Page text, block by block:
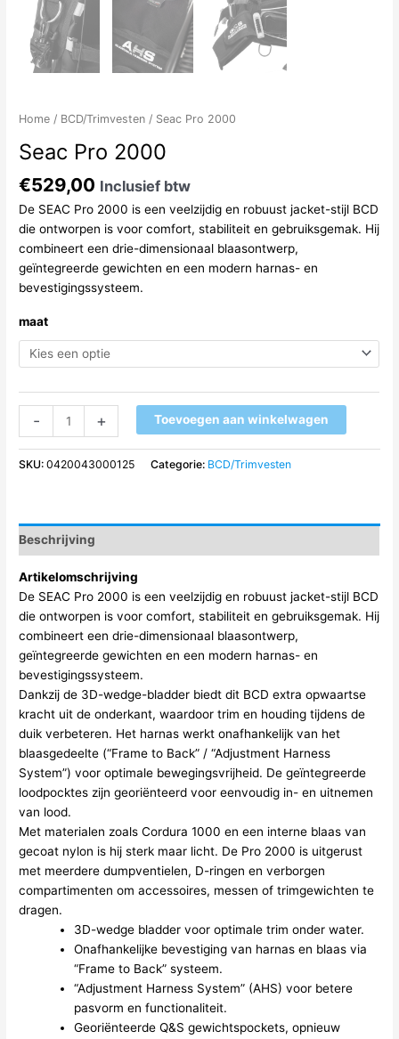
Home / BCD/Trimvesten / Seac Pro 2000
Seac Pro 2000
€529,00 Inclusief btw
De SEAC Pro 2000 is een veelzijdig en robuust jacket-stijl BCD
die ontworpen is voor comfort, stabiliteit en gebruiksgemak. Hij
combineert een drie-dimensionaal blaasontwerp,
geïntegreerde gewichten en een modern harnas- en
bevestigingssysteem.
maat
-
Pro
2000
aantal
+ Toevoegen aan winkelwagen
SKU:0420043000125 Categorie: BCD/Trimvesten
Beschrijving
Artikelomschrijving
De SEAC Pro 2000 is een veelzijdig en robuust jacket-stijl BCD
die ontworpen is voor comfort, stabiliteit en gebruiksgemak. Hij
combineert een drie-dimensionaal blaasontwerp,
geïntegreerde gewichten en een modern harnas- en
bevestigingssysteem.
Dankzij de 3D-wedge-bladder biedt dit BCD extra opwaartse
kracht uit de onderkant, waardoor trim en houding tijdens de
duik verbeteren. Het harnas werkt onafhankelijk van het
blaasgedeelte (“Frame to Back” / “Adjustment Harness
System”) voor optimale bewegingsvrijheid. De geïntegreerde
loodpocktes zijn georiënteerd voor eenvoudig in- en uitnemen
van lood.
Met materialen zoals Cordura 1000 en een interne blaas van
gecoat nylon is hij sterk maar licht. De Pro 2000 is uitgerust
met meerdere dumpventielen, D-ringen en verborgen
compartimenten om accessoires, messen of trimgewichten te
dragen.
3D-wedge bladder voor optimale trim onder water.
Onafhankelijke bevestiging van harnas en blaas via
“Frame to Back” systeem.
“Adjustment Harness System” (AHS) voor betere
pasvorm en functionaliteit.
Georiënteerde Q&S gewichtspockets, opnieuw